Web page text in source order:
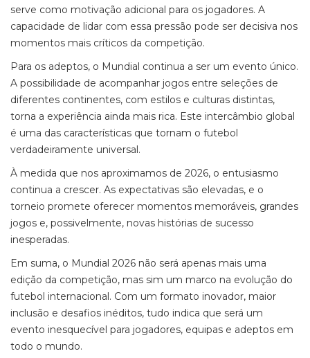
serve como motivação adicional para os jogadores. A
capacidade de lidar com essa pressão pode ser decisiva nos
momentos mais críticos da competição.
Para os adeptos, o Mundial continua a ser um evento único.
A possibilidade de acompanhar jogos entre seleções de
diferentes continentes, com estilos e culturas distintas,
torna a experiência ainda mais rica. Este intercâmbio global
é uma das características que tornam o futebol
verdadeiramente universal.
À medida que nos aproximamos de 2026, o entusiasmo
continua a crescer. As expectativas são elevadas, e o
torneio promete oferecer momentos memoráveis, grandes
jogos e, possivelmente, novas histórias de sucesso
inesperadas.
Em suma, o Mundial 2026 não será apenas mais uma
edição da competição, mas sim um marco na evolução do
futebol internacional. Com um formato inovador, maior
inclusão e desafios inéditos, tudo indica que será um
evento inesquecível para jogadores, equipas e adeptos em
todo o mundo.